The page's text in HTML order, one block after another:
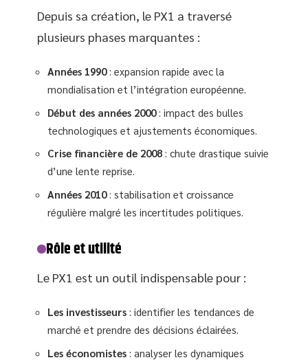
Depuis sa création, le PX1 a traversé
plusieurs phases marquantes :
Années 1990: expansion rapide avec la
mondialisation et l’intégration européenne.
Début des années 2000: impact des bulles
technologiques et ajustements économiques.
Crise financière de 2008 : chute drastique suivie
d’une lente reprise.
Années 2010: stabilisation et croissance
régulière malgré les incertitudes politiques.
Rôle et utilité
Le PX1 est un outil indispensable pour :
Les investisseurs : identifier les tendances de
marché et prendre des décisions éclairées.
Les économistes : analyser les dynamiques